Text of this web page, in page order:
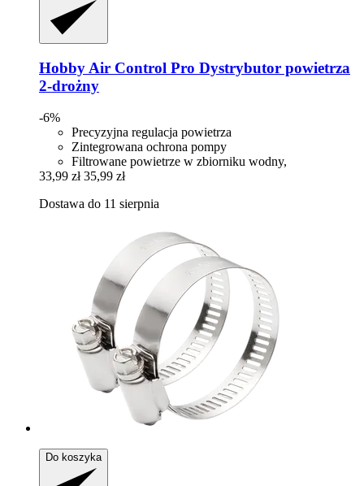
Hobby Air Control Pro Dystrybutor powietrza
2-​drożny
-6%
Precyzyjna regulacja powietrza
Zintegrowana ochrona pompy
Filtrowane powietrze w zbiorniku wodny,
33,99 zł 35,99 zł
Dostawa do 11 sierpnia
Do koszyka